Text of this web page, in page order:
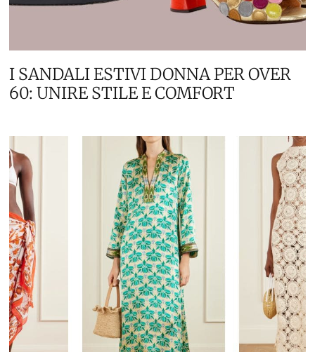
I SANDALI ESTIVI DONNA PER OVER
60: UNIRE STILE E COMFORT